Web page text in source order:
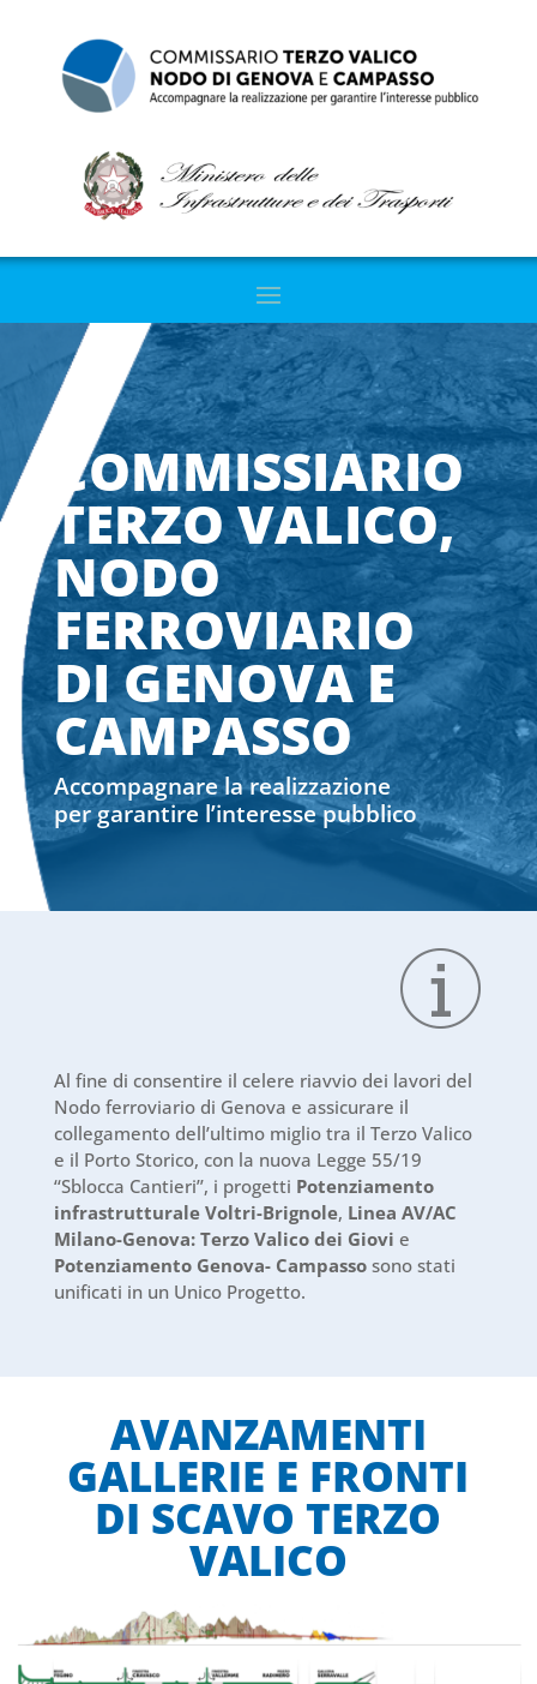
COMMISSIARIO
TERZO VALICO,
NODO
FERROVIARIO
DI GENOVA E
CAMPASSO
Accompagnare la realizzazione
per garantire l’interesse pubblico
Al fine di consentire il celere riavvio dei lavori del
Nodo ferroviario di Genova e assicurare il
collegamento dell’ultimo miglio tra il Terzo Valico
e il Porto Storico, con la nuova Legge 55/19
‘‘Sblocca Cantieri’’, i progetti Potenziamento
infrastrutturale Voltri-Brignole, Linea AV/AC
Milano-Genova: Terzo Valico dei Giovi e
Potenziamento Genova- Campasso sono stati
unificati in un Unico Progetto.
AVANZAMENTI
GALLERIE E FRONTI
DI SCAVO TERZO
VALICO